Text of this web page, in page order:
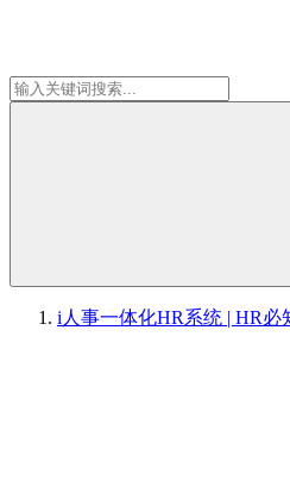
i人事一体化HR系统 | HR必